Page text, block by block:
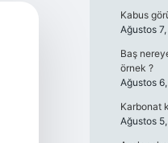
Kabus
Ağustos
Baş
örnek ?
Ağustos
Karbonat
Ağustos